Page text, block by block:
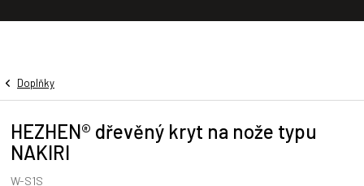
Doplňky
HEZHEN® dřevěný kryt na nože typu
NAKIRI
W-S1S